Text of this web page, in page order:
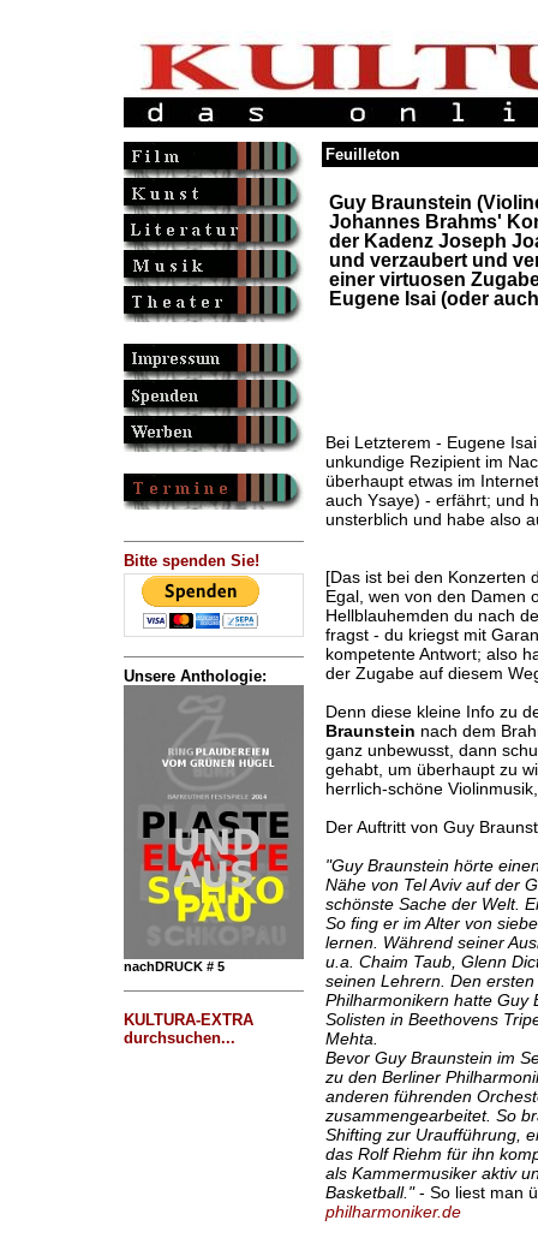
Bitte spenden Sie!
Unsere Anthologie:
nachDRUCK # 5
KULTURA-EXTRA
durchsuchen...
Feuilleton
Guy Braunstein
Johannes Brahms'
der Kadenz Joseph
und verzaubert und
einer virtuosen
Eugene Isai (oder
Bei Letzterem - Eugene
unkundige Rezipient im
überhaupt etwas im
auch Ysaye) - erfährt; und
unsterblich und habe also
[Das ist bei den Konzerten
Egal, wen von den Damen
Hellblauhemden du nach
fragst - du kriegst mit
kompetente Antwort; also
der Zugabe auf diesem
Denn diese kleine Info zu
Braunstein nach dem
ganz unbewusst, dann
gehabt, um überhaupt zu
herrlich-schöne
Der Auftritt von Guy
"Guy Braunstein hörte
Nähe von Tel Aviv auf der
schönste Sache der Welt.
So fing er im Alter von
lernen. Während seiner
u.a. Chaim Taub, Glenn
seinen Lehrern. Den
Philharmonikern hatte Guy
Solisten in Beethovens
Mehta.
Bevor Guy Braunstein im
zu den Berliner
anderen führenden
zusammengearbeitet. So
Shifting zur Uraufführung,
das Rolf Riehm für ihn
als Kammermusiker aktiv
Basketball."- So liest man
philharmoniker.de